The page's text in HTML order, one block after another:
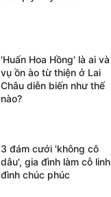
'Huấn Hoa Hồng' là ai và
vụ ồn ào từ thiện ở Lai
Châu diễn biến như thế
nào?
3 đám cưới 'không cô
dâu', gia đình làm cỗ linh
đình chúc phúc